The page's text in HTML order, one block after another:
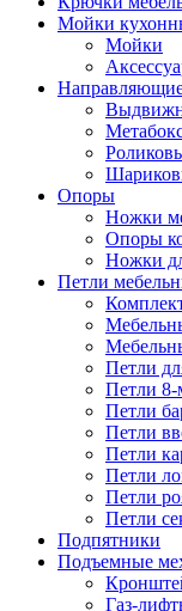
Мойки
Мойки
Опоры
Ножки
Опоры
Ножки
Петли
Петли
Петли
Петли
Петли
Петли
Петли
Петли
Петли
Подпятники
Подъемные
Газ-